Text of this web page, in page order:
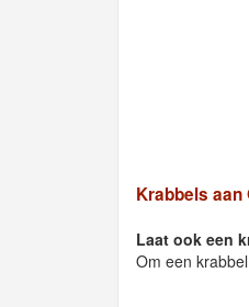
Krabbels aan
Laat ook een
Om een